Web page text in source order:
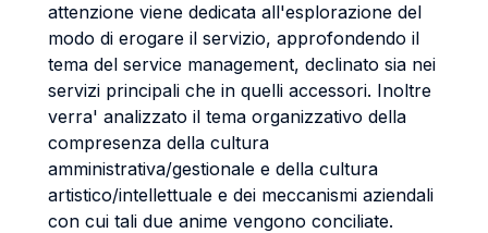
attenzione viene dedicata all'esplorazione del
modo di erogare il servizio, approfondendo il
tema del service management, declinato sia nei
servizi principali che in quelli accessori. Inoltre
verra' analizzato il tema organizzativo della
compresenza della cultura
amministrativa/gestionale e della cultura
artistico/intellettuale e dei meccanismi aziendali
con cui tali due anime vengono conciliate.